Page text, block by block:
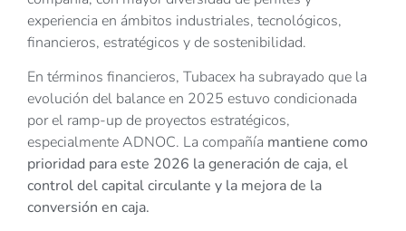
experiencia en ámbitos industriales, tecnológicos,
financieros, estratégicos y de sostenibilidad.
En términos financieros, Tubacex ha subrayado que la
evolución del balance en 2025 estuvo condicionada
por el ramp-up de proyectos estratégicos,
especialmente ADNOC. La compañía mantiene como
prioridad para este 2026 la generación de caja, el
control del capital circulante y la mejora de la
conversión en caja.